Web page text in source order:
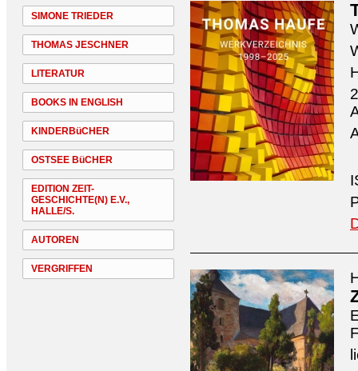
SIMONE TRIEDER
THOMAS JESCHNER
LITERATUR
BOOKS IN ENGLISH
KINDERBüCHER
OSTSEE BüCHER
EDITION ZEIT-
GESCHICHTE(N) E.V.,
HALLE/S.
AUTOREN
VERGRIFFEN